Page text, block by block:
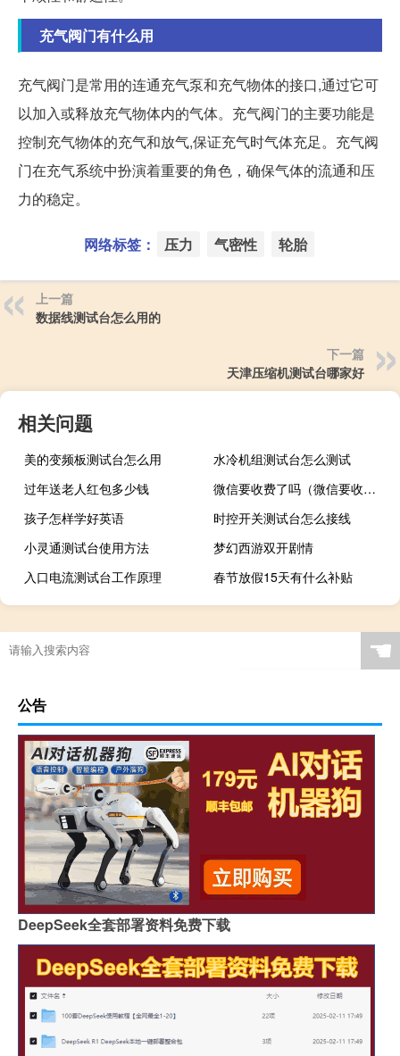
充气阀门有什么用
充气阀门是常用的连通充气泵和充气物体的接口,通过它可
以加入或释放充气物体内的气体。充气阀门的主要功能是
控制充气物体的充气和放气,保证充气时气体充足。充气阀
门在充气系统中扮演着重要的角色，确保气体的流通和压
力的稳定。
网络标签： 压力 气密性 轮胎
上一篇
数据线测试台怎么用的
下一篇
天津压缩机测试台哪家好
相关问题
美的变频板测试台怎么用
水冷机组测试台怎么测试
过年送老人红包多少钱
微信要收费了吗（微信要收费了吗）
孩子怎样学好英语
时控开关测试台怎么接线
小灵通测试台使用方法
梦幻西游双开剧情
入口电流测试台工作原理
春节放假15天有什么补贴
☚
公告
DeepSeek全套部署资料免费下载